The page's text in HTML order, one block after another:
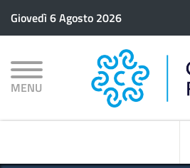
Giovedì 6 Agosto 2026
MENU